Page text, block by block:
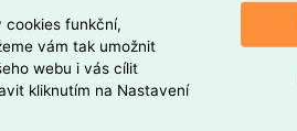
cookies funkční,
vám tak umožnit
webu i vás cílit
kliknutím na Nastavení